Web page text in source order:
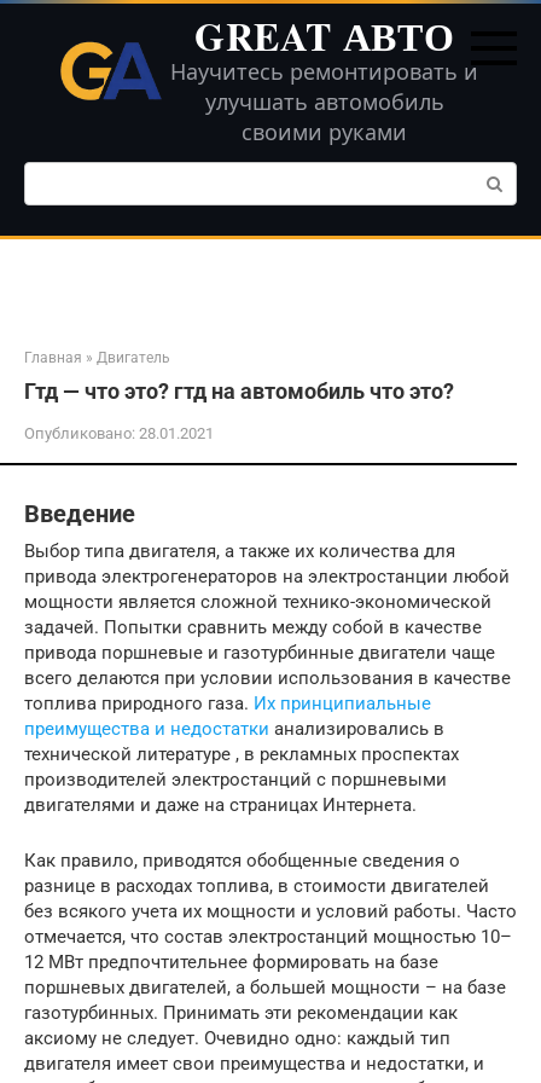
Перейти
контенту
GREAT АВТО
Научитесь ремонтировать и
улучшать автомобиль
своими руками
Поиск:
Главная » Двигатель
Гтд — что это? гтд на автомобиль что это?
Опубликовано: 28.01.2021
Введение
Выбор типа двигателя, а также их количества для
привода электрогенераторов на электростанции любой
мощности является сложной технико-экономической
задачей. Попытки сравнить между собой в качестве
привода поршневые и газотурбинные двигатели чаще
всего делаются при условии использования в качестве
топлива природного газа. Их принципиальные
преимущества и недостатки анализировались в
технической литературе , в рекламных проспектах
производителей электростанций с поршневыми
двигателями и даже на страницах Интернета.
Как правило, приводятся обобщенные сведения о
разнице в расходах топлива, в стоимости двигателей
без всякого учета их мощности и условий работы. Часто
отмечается, что состав электростанций мощностью 10–
12 МВт предпочтительнее формировать на базе
поршневых двигателей, а большей мощности – на базе
газотурбинных. Принимать эти рекомендации как
аксиому не следует. Очевидно одно: каждый тип
двигателя имеет свои преимущества и недостатки, и